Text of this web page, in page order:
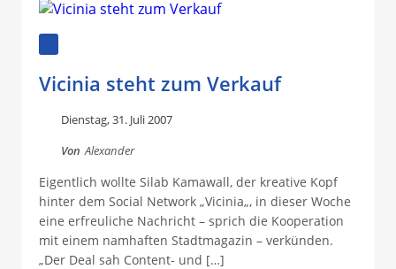
Vicinia steht zum Verkauf
Dienstag, 31. Juli 2007
Von Alexander
Eigentlich wollte Silab Kamawall, der kreative Kopf
hinter dem Social Network „Vicinia„, in dieser Woche
eine erfreuliche Nachricht – sprich die Kooperation
mit einem namhaften Stadtmagazin – verkünden.
„Der Deal sah Content- und […]